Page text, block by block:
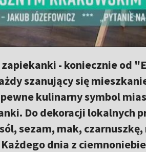
- koniecznie od
szanujący się
kulinarny symbol
Do dekoracji lokalnych
sezam, mak,
dnia z